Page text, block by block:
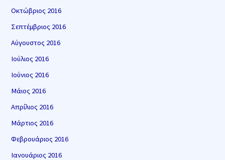
Οκτώβριος 2016
Σεπτέμβριος 2016
Αύγουστος 2016
Ιούλιος 2016
Ιούνιος 2016
Μάιος 2016
Απρίλιος 2016
Μάρτιος 2016
Φεβρουάριος 2016
Ιανουάριος 2016